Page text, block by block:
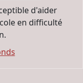
d'aider
en difficulté